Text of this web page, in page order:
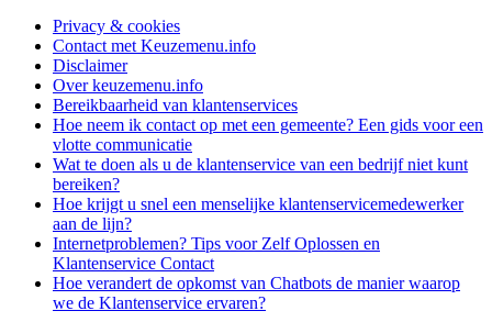
Privacy & cookies
Contact met Keuzemenu.info
Disclaimer
Over keuzemenu.info
Bereikbaarheid van klantenservices
Hoe neem ik contact op met een gemeente? Een gids voor een
vlotte communicatie
Wat te doen als u de klantenservice van een bedrijf niet kunt
bereiken?
Hoe krijgt u snel een menselijke klantenservicemedewerker
aan de lijn?
Internetproblemen? Tips voor Zelf Oplossen en
Klantenservice Contact
Hoe verandert de opkomst van Chatbots de manier waarop
we de Klantenservice ervaren?